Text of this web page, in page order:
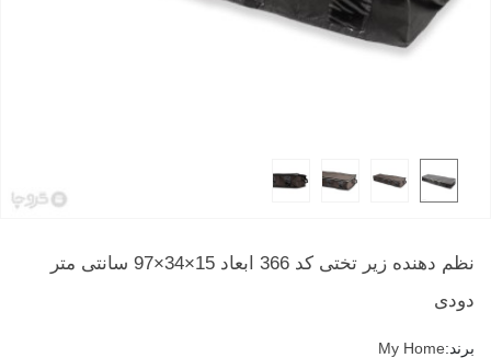
نظم دهنده زیر تختی کد 366 ابعاد 15×34×97 سانتی ‌متر
دودی
برند:My Home